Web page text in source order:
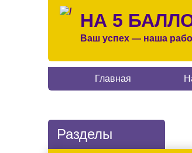
НА 5
Ваш успех — наша
Главная
Разделы